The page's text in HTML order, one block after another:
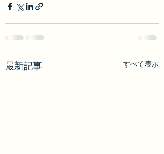
最新記事 すべて表示